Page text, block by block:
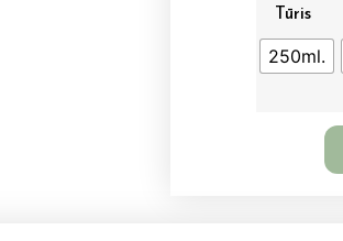
Tūris
250ml.